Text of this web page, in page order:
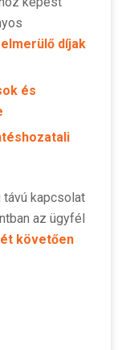
díjak
és
kapcsolat
az ügyfél
követően